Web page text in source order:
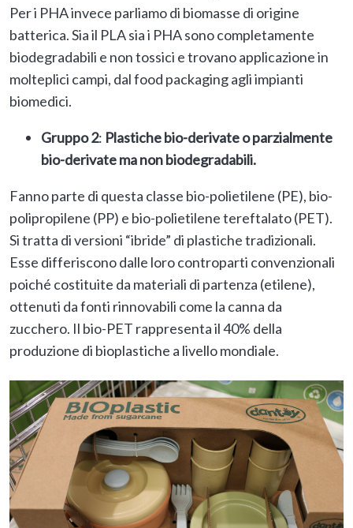
Per i PHA invece parliamo di biomasse di origine
batterica. Sia il PLA sia i PHA sono completamente
biodegradabili e non tossici e trovano applicazione in
molteplici campi, dal food packaging agli impianti
biomedici.
Gruppo 2: Plastiche bio-derivate o parzialmente
bio-derivate ma non biodegradabili.
Fanno parte di questa classe bio-polietilene (PE), bio-
polipropilene (PP) e bio-polietilene tereftalato (PET).
Si tratta di versioni “ibride” di plastiche tradizionali.
Esse differiscono dalle loro controparti convenzionali
poiché costituite da materiali di partenza (etilene),
ottenuti da fonti rinnovabili come la canna da
zucchero. Il bio-PET rappresenta il 40% della
produzione di bioplastiche a livello mondiale.